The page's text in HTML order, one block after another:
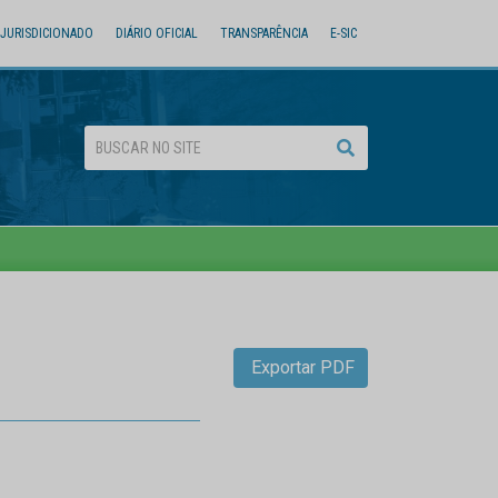
JURISDICIONADO DIÁRIO OFICIAL TRANSPARÊNCIA E-SIC
Exportar PDF